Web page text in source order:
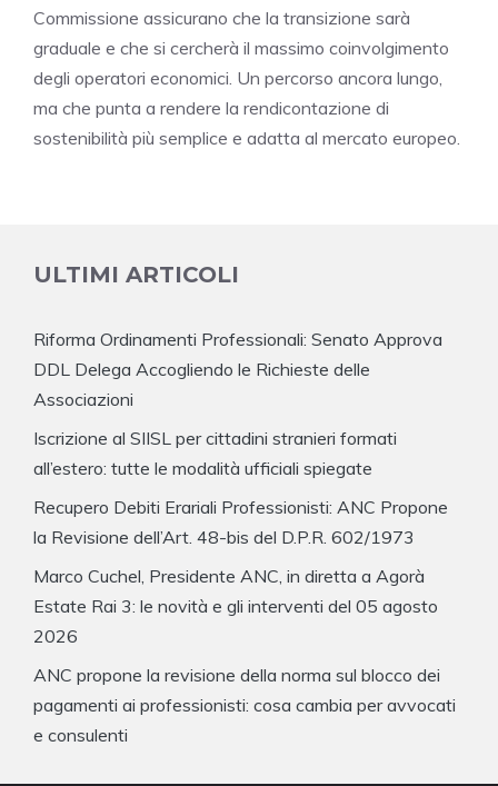
Commissione assicurano che la transizione sarà
graduale e che si cercherà il massimo coinvolgimento
degli operatori economici. Un percorso ancora lungo,
ma che punta a rendere la rendicontazione di
sostenibilità più semplice e adatta al mercato europeo.
ULTIMI ARTICOLI
Riforma Ordinamenti Professionali: Senato Approva
DDL Delega Accogliendo le Richieste delle
Associazioni
Iscrizione al SIISL per cittadini stranieri formati
all’estero: tutte le modalità ufficiali spiegate
Recupero Debiti Erariali Professionisti: ANC Propone
la Revisione dell’Art. 48-bis del D.P.R. 602/1973
Marco Cuchel, Presidente ANC, in diretta a Agorà
Estate Rai 3: le novità e gli interventi del 05 agosto
2026
ANC propone la revisione della norma sul blocco dei
pagamenti ai professionisti: cosa cambia per avvocati
e consulenti